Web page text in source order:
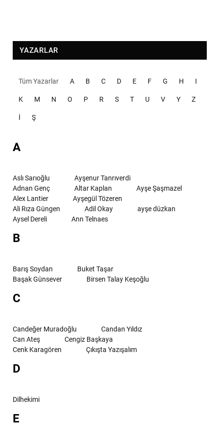
YAZARLAR
Tüm Yazarlar A B C D E F G H I
K M N O P R S T U V Y Z
İ Ş
A
Aslı Sarıoğlu
Ayşenur Tanrıverdi
Adnan Genç
Altar Kaplan
Ayşe Şaşmazel
Alex Lantier
Ayşegül Tözeren
Ali Rıza Güngen
Adil Okay
ayşe düzkan
Aysel Dereli
Ann Telnaes
B
Barış Soydan
Buket Taşar
Başak Günsever
Birsen Talay Keşoğlu
C
Candeğer Muradoğlu
Candan Yıldız
Can Ateş
Cengiz Başkaya
Cenk Karagören
Çıkışta Yazışalım
D
Dilhekimi
E